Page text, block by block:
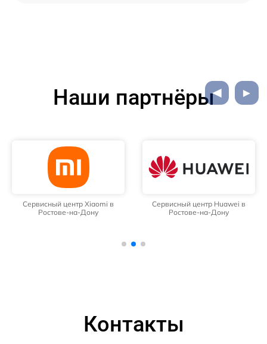
Наши партнёры
Сервисный центр Xiaomi в
Ростове-на-Дону
Сервисный центр Huawei в
Ростове-на-Дону
Контакты